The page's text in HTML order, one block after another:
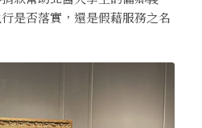
是否落實，還是假藉服務之名